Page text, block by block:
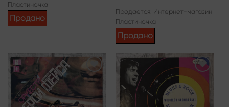
Пластиночка
Продано
Продается: Интернет-магазин
Пластиночка
Продано
Add to
Add to
wishlist